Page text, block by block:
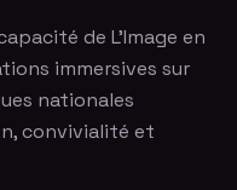
de L'Image en
immersives sur
nationales
convivialité et